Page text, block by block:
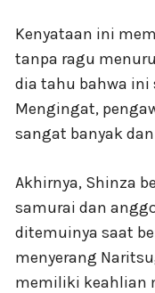
Kenyataan ini
tanpa ragu
dia tahu bahwa ini
Mengingat,
sangat banyak
Akhirnya, Shinza
samurai dan
ditemuinya saat
menyerang
memiliki keahlian